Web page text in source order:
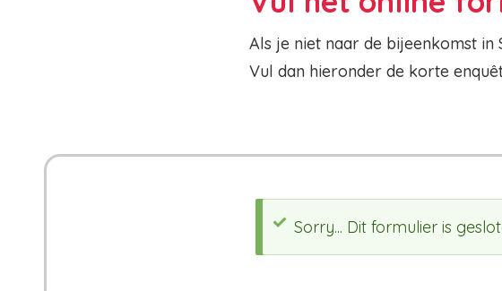
Als je niet naar de bijeenkomst
Vul dan hieronder de korte
Sorry... Dit formulier is